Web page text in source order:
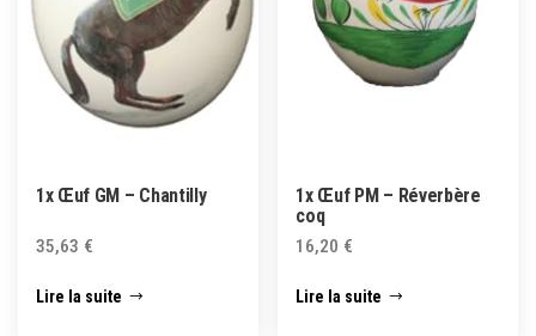
1x Œuf GM – Chantilly
35,63 €
Lire la suite
1x Œuf PM – Réverbère
coq
16,20 €
Lire la suite